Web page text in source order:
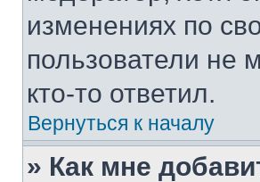
изменениях по
пользователи не
кто-то ответил.
Вернуться к началу
» Как мне